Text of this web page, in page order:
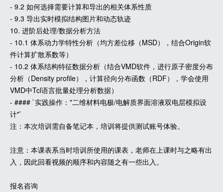
- 9.2 如何选择需要计算和导出的相关体系性质
- 9.3 导出实时模拟结构图片和动态轨迹
10. 进阶后处理/数据分析方法
- 10.1 体系动力学特性分析（均方差位移（MSD），结合Origin软
件计算扩散系数等）
- 10.2 体系结构特征数据分析（结合VMD软件，进行原子密度分布
分析（Density profile），计算径向分布函数（RDF），学会使用
VMD中Tcl语言批量处理分析数据）
- #### `实践操作："二维材料电极/电解质界面溶液双电层模拟设
计"`
注：本次培训需自备笔记本，培训将提供测试账号体验。
注意：本课表系当时培训所使用的课表，老师在上课时与之略有出
入，因此回看视频的顺序和内容随之有一些出入。
报名咨询